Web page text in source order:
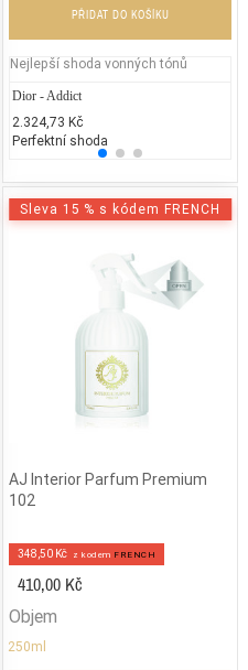
Chanel - Coco Chanel
5.400,00 Kč
25% běžných vonných tónů
PŘIDAT DO KOŠÍKU
Nejlepší shoda vonných tónů
Dior - Addict
2.324,73 Kč
Perfektní shoda
Sleva 15 % s kódem FRENCH
AJ Interior Parfum Premium
102
348,50 Kč z kodem FRENCH
410,00 Kč
Objem
250ml